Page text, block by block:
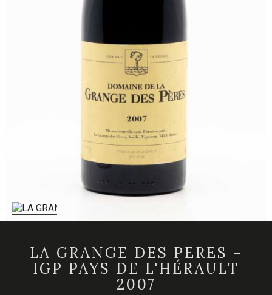
LA GRANGE DES PERES -
IGP PAYS DE L'HÉRAULT
2007